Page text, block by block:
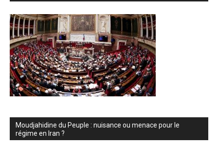
Moudjahidine du Peuple : nuisance ou menace pour le
régime en Iran ?